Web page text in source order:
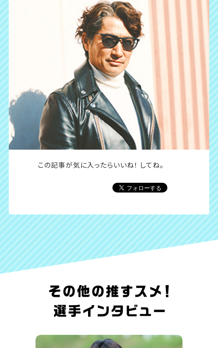
この記事が気に入ったらいいね！ してね。